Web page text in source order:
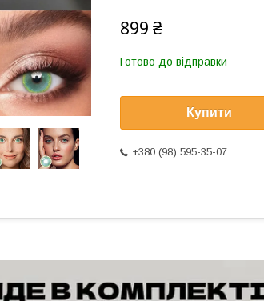
899 ₴
Готово до відправки
Купити
+380 (98) 595-35-07